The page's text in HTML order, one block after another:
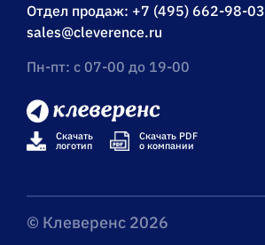
Отдел продаж: +7 (495) 662-98-03
sales@cleverence.ru
Пн-пт: с 07-00 до 19-00
Скачать
логотип
Скачать PDF
о компании
© Клеверенс 2026